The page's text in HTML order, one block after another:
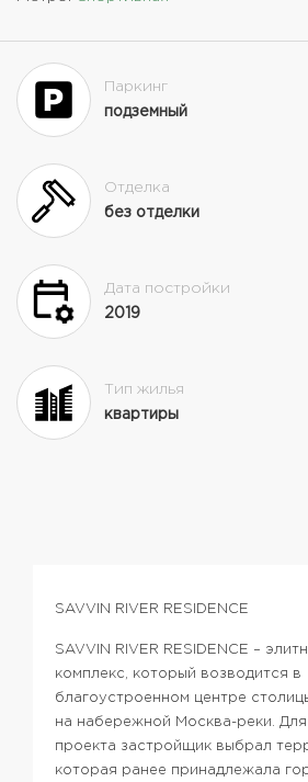
Паркинг
подземный
Отделка
без отделки
Дата постройки
2019
Тип жилья
квартиры
SAVVIN RIVER RESIDENCE
SAVVIN RIVER RESIDENCE –
комплекс, который возводится в
благоустроенном центре
на набережной Москва-реки. Для
проекта застройщик выбрал
которая ранее принадлежала